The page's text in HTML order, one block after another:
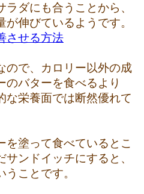
ダにも合うことから、
伸びているようです。
させる方法
ので、カロリー以外の成
のバターを食べるより
な栄養面では断然優れて
を塗って食べているとこ
ンドイッチにすると、
ことです。